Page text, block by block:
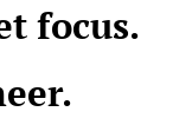
focus.